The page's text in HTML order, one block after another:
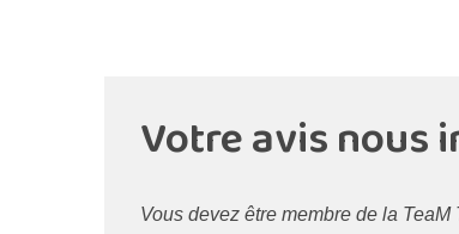
Votre avis nous
Vous devez être membre de la